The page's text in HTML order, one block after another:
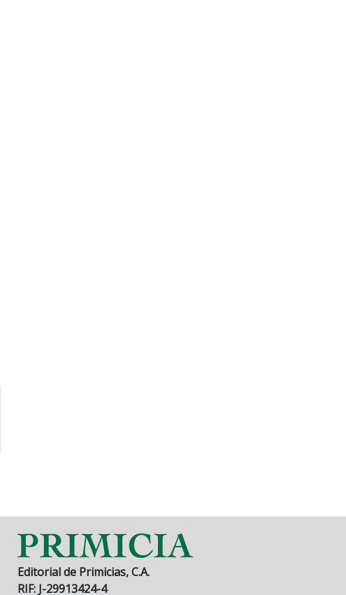
Editorial de Primicias, C.A.
RIF: J-29913424-4